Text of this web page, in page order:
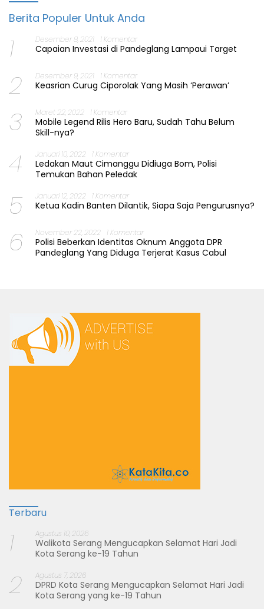
Berita Populer Untuk Anda
1 Desember 8, 2021 1 Komentar
Capaian Investasi di Pandeglang Lampaui Target
2 Desember 9, 2021 1 Komentar
Keasrian Curug Ciporolak Yang Masih ‘Perawan’
3 Maret 22, 2022 1 Komentar
Mobile Legend Rilis Hero Baru, Sudah Tahu Belum
Skill-nya?
4 Januari 10, 2022 1 Komentar
Ledakan Maut Cimanggu Didiuga Bom, Polisi
Temukan Bahan Peledak
5 Januari 12, 2022 1 Komentar
Ketua Kadin Banten Dilantik, Siapa Saja Pengurusnya?
6 November 22, 2022 1 Komentar
Polisi Beberkan Identitas Oknum Anggota DPR
Pandeglang Yang Diduga Terjerat Kasus Cabul
Terbaru
1 Agustus 10, 2026
Walikota Serang Mengucapkan Selamat Hari Jadi
Kota Serang ke-19 Tahun
2 Agustus 7, 2026
DPRD Kota Serang Mengucapkan Selamat Hari Jadi
Kota Serang yang ke-19 Tahun